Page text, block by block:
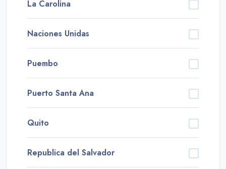
La Carolina
Naciones Unidas
Puembo
Puerto Santa Ana
Quito
Republica del Salvador